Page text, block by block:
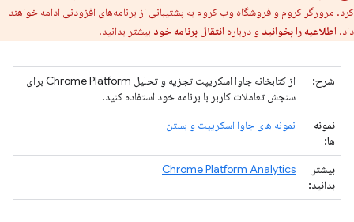
کرد. مرورگر کروم و فروشگاه وب کروم به پشتیبانی از برنامه‌های افزودنی ادامه خواهند
داد. اطلاعیه را بخوانید و درباره انتقال برنامه خود بیشتر بدانید.
شرح:
از کتابخانه جاوا اسکریپت تجزیه و تحلیل Chrome Platform برای
سنجش تعاملات کاربر با برنامه خود استفاده کنید.
نمونه
ها:
نمونه های جاوا اسکریپت و بستن
بیشتر
بدانید:
Chrome Platform Analytics